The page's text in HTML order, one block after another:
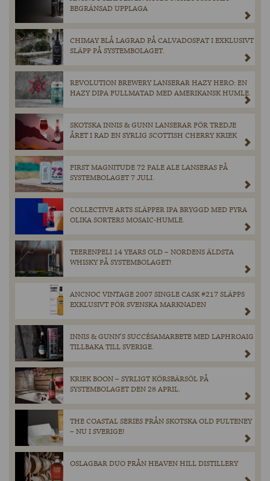
BEGRÄNSAD UPPLAGA
CHIMAY BLÅ LAGRAD PÅ CALVADOSFAT I EXKLUSIVT
SLÄPP PÅ SYSTEMBOLAGET.
REVOLUTION BREWERY LANSERAR HAZY HERO: EN
HAZY DIPA FULLMATAD MED AMERIKANSK HUMLE.
SKOTSKA INNIS & GUNN LANSERAR FÖR TREDJE
ÅRET I RAD EN SYRLIG SCOTTISH CHERRY KRIEK
FIRST MAGNITUDE 72 PALE ALE LANSERAS PÅ
SYSTEMBOLAGET 7 JULI.
COLLECTIVE ARTS SLÄPPER IPA BRYGGD MED FYRA
OLIKA SORTERS MOSAIC-HUMLE.
TEERENPELI 14 YEARS OLD – NORDENS ÄLDSTA
WHISKY PÅ SYSTEMBOLAGET!
ANCNOC VINTAGE 2007 SINGLE CASK #217 SLÄPPS
EXKLUSIVT FÖR SVENSKA MARKNADEN
INNIS & GUNN’S SUCCÉSAMARBETE MED LAPHROAIG
TILLBAKA TILL SVERIGE.
KRIEK BOON – SYRLIGT KÖRSBÄRSÖL PÅ
SYSTEMBOLAGET DEN 28 APRIL.
THE COASTAL SERIES FRÅN SKOTSKA OLD PULTENEY
– NU I SVERIGE!
OSLAGBAR DUO FRÅN HEAVEN HILL DISTILLERY